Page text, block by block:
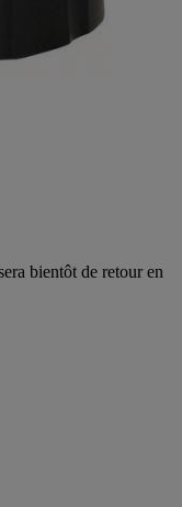
bientôt de retour en